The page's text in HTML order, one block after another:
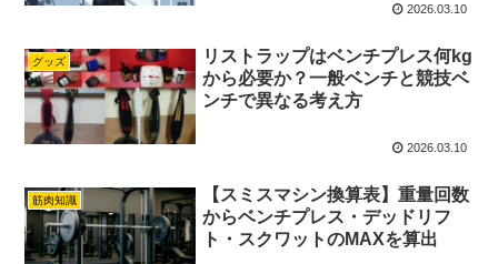
2026.03.10
グッズ
リストラップはベンチプレス何kg
から必要か？一般ベンチと競技ベ
ンチで異なる考え方
2026.03.10
筋肉知識
【スミスマシン換算表】重量回数
からベンチプレス・デッドリフ
ト・スクワットのMAXを算出